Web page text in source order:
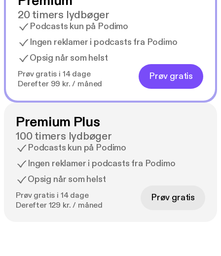
20 timers lydbøger
Podcasts kun på Podimo
Ingen reklamer i podcasts fra Podimo
Opsig når som helst
Prøv gratis i 14 dage
Derefter 99 kr. / måned
Prøv gratis
Premium Plus
100 timers lydbøger
Podcasts kun på Podimo
Ingen reklamer i podcasts fra Podimo
Opsig når som helst
Prøv gratis i 14 dage
Derefter 129 kr. / måned
Prøv gratis